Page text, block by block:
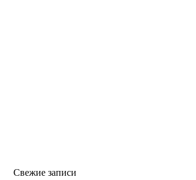
Свежие записи